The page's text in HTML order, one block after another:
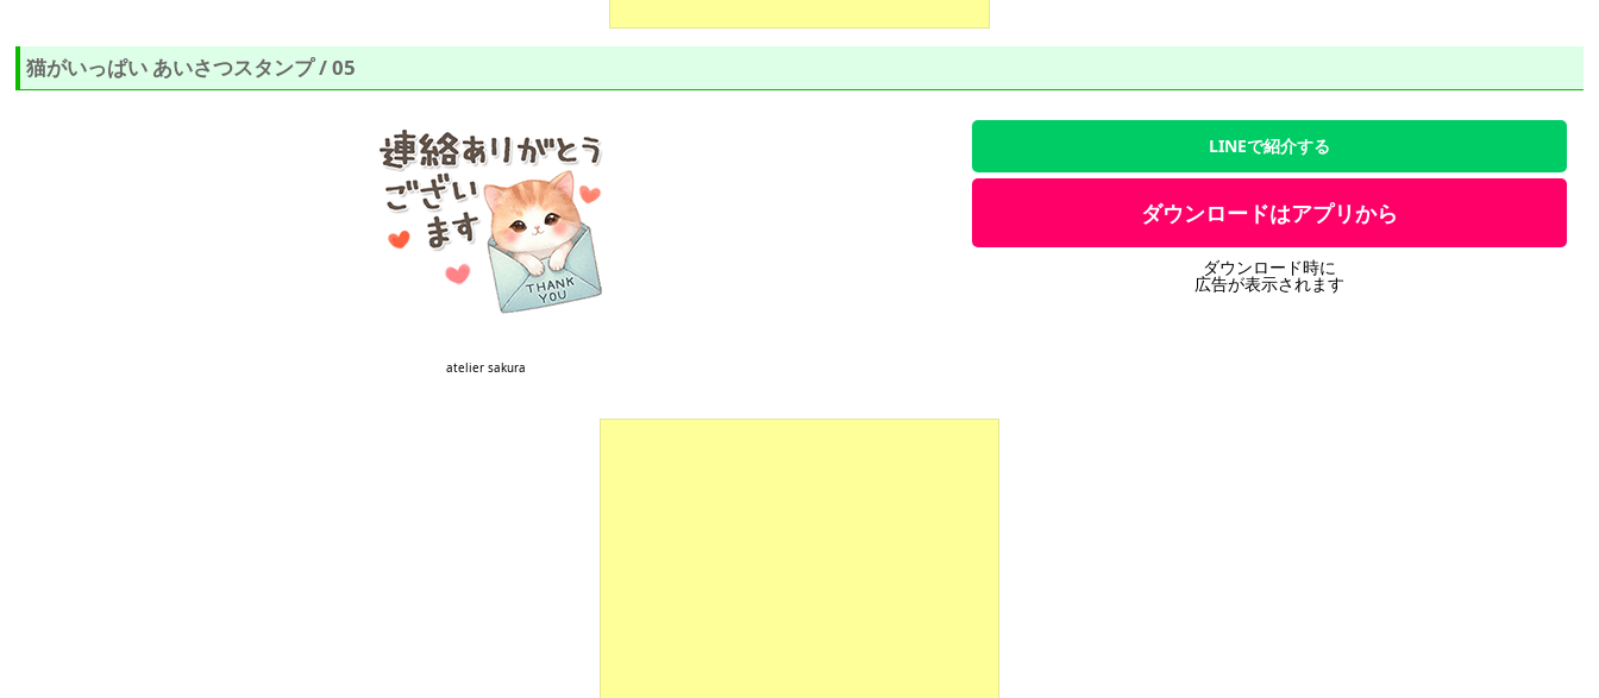
猫がいっぱい あいさつスタンプ / 05
atelier sakura
LINEで紹介する
ダウンロードはアプリから
ダウンロード時に
広告が表示されます